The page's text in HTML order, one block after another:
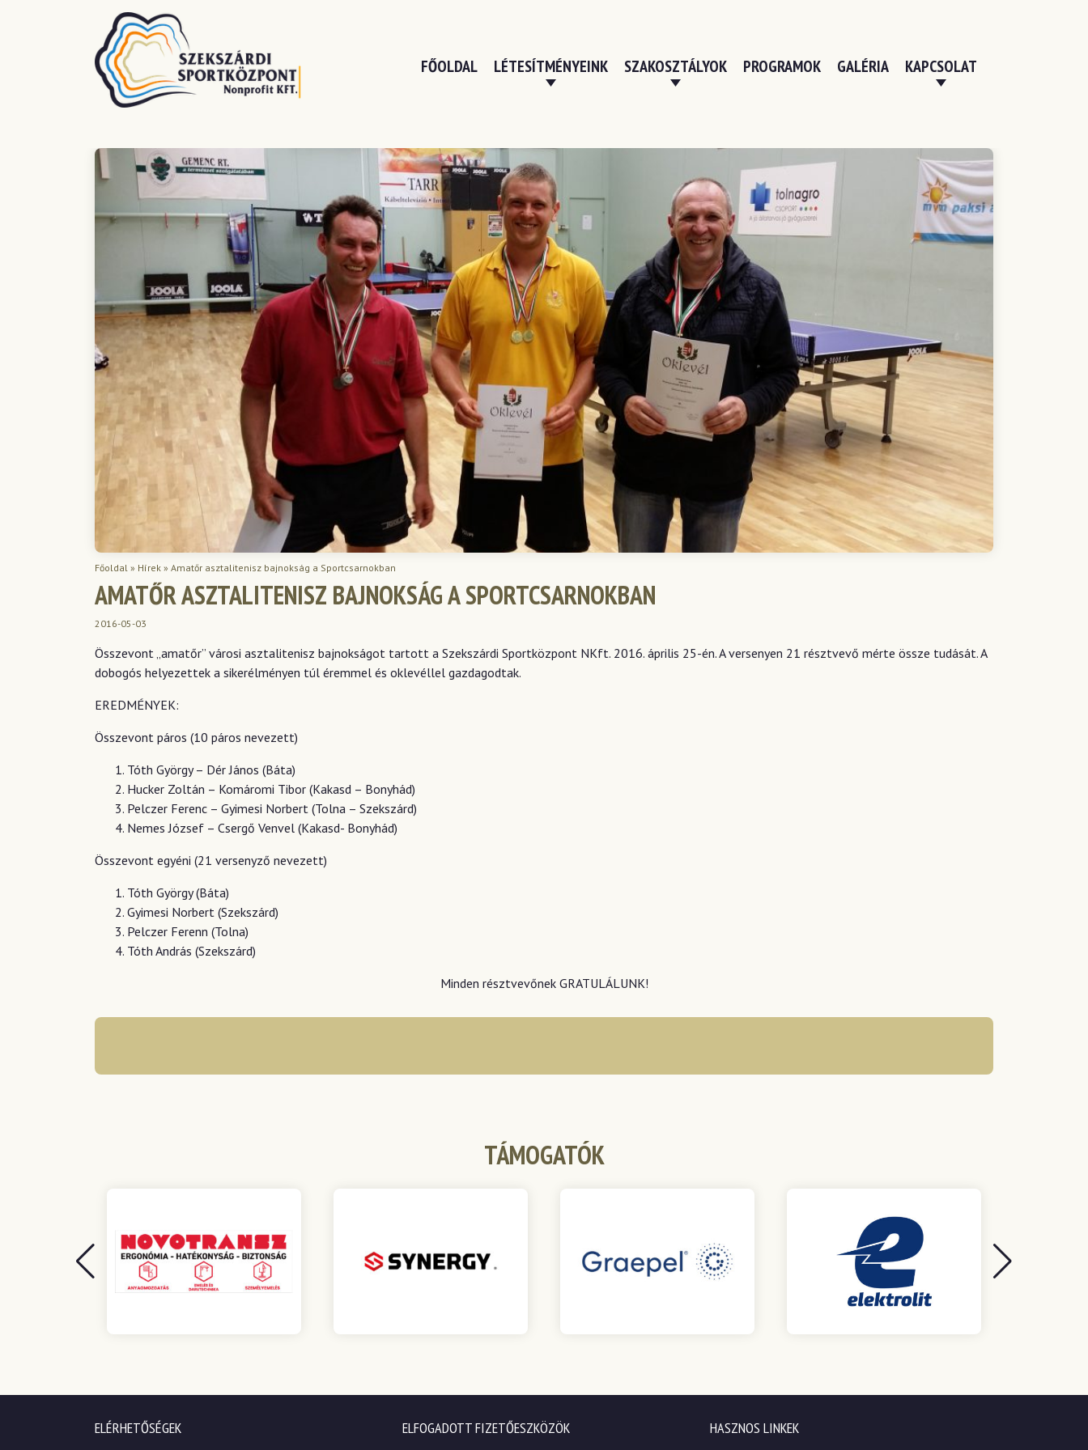
FŐOLDAL LÉTESÍTMÉNYEINK SZAKOSZTÁLYOK PROGRAMOK GALÉRIA KAPCSOLAT
Főoldal » Hírek » Amatőr asztalitenisz bajnokság a Sportcsarnokban
AMATŐR ASZTALITENISZ BAJNOKSÁG A SPORTCSARNOKBAN
2016-05-03
Összevont „amatőr” városi asztalitenisz bajnokságot tartott a Szekszárdi Sportközpont NKft. 2016. április 25-én. A versenyen 21 résztvevő mérte össze tudását. A
dobogós helyezettek a sikerélményen túl éremmel és oklevéllel gazdagodtak.
EREDMÉNYEK:
Összevont páros (10 páros nevezett)
Tóth György – Dér János (Báta)
Hucker Zoltán – Komáromi Tibor (Kakasd – Bonyhád)
Pelczer Ferenc – Gyimesi Norbert (Tolna – Szekszárd)
Nemes József – Csergő Venvel (Kakasd- Bonyhád)
Összevont egyéni (21 versenyző nevezett)
Tóth György (Báta)
Gyimesi Norbert (Szekszárd)
Pelczer Ferenn (Tolna)
Tóth András (Szekszárd)
Minden résztvevőnek GRATULÁLUNK!
TÁMOGATÓK
ELÉRHETŐSÉGEK ELFOGADOTT FIZETŐESZKÖZÖK HASZNOS LINKEK